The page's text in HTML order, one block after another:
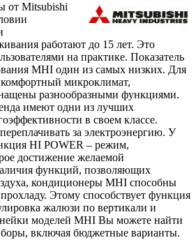
от Mitsubishi
работают до 15 лет. Это
на практике. Показатель
MHI один из самых низких. Для
микроклимат,
разнообразными функциями.
имеют одни из лучших
в своем классе.
за электроэнергию. У
HI POWER – режим,
достижение желаемой
функций, позволяющих
кондиционеры MHI способны
Этому способствует функция
жалюзи по вертикали и
моделей MHI Вы можете найти
включая бюджетные варианты.